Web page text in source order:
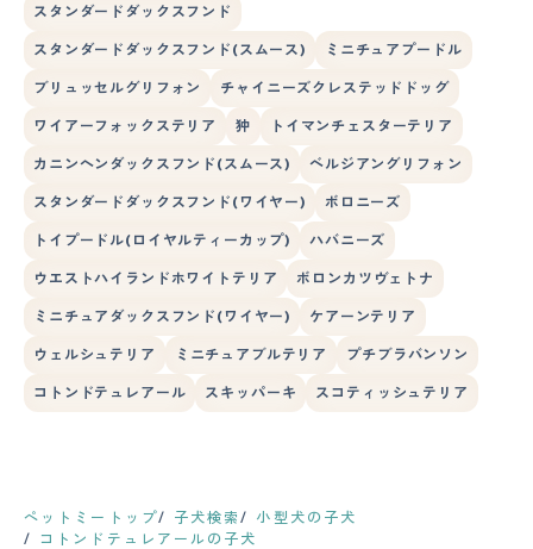
スタンダードダックスフンド
スタンダードダックスフンド(スムース) ミニチュアプードル
ブリュッセルグリフォン チャイニーズクレステッドドッグ
ワイアーフォックステリア 狆 トイマンチェスターテリア
カニンヘンダックスフンド(スムース) ベルジアングリフォン
スタンダードダックスフンド(ワイヤー) ボロニーズ
トイプードル(ロイヤルティーカップ) ハバニーズ
ウエストハイランドホワイトテリア ボロンカツヴェトナ
ミニチュアダックスフンド(ワイヤー) ケアーンテリア
ウェルシュテリア ミニチュアブルテリア プチブラバンソン
コトンドテュレアール スキッパーキ スコティッシュテリア
ペットミートップ 子犬検索
小型犬の子犬
コトンドテュレアールの子犬